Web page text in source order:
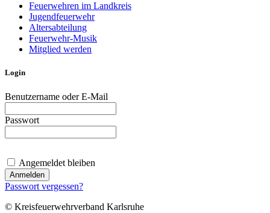
Feuerwehren im Landkreis
Jugendfeuerwehr
Altersabteilung
Feuerwehr-Musik
Mitglied werden
Login
Benutzername oder E-Mail
Passwort
Angemeldet bleiben
Passwort vergessen?
© Kreisfeuerwehrverband Karlsruhe